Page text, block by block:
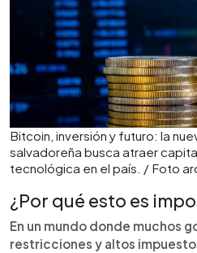
Bitcoin, inversión y futuro: la
salvadoreña busca atraer
tecnológica en el país. / Foto
¿Por qué esto es
En un mundo donde muchos
restricciones y altos